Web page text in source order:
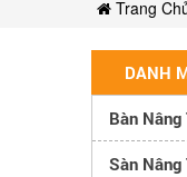
Trang
DANH
Bàn
Sàn